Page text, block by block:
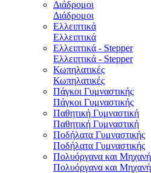
Διάδρομοι
Διάδρομοι
Ελλειπτικά
Ελλειπτικά
Ελλειπτικά - Stepper
Ελλειπτικά - Stepper
Κωπηλατικές
Κωπηλατικές
Πάγκοι Γυμναστικής
Πάγκοι Γυμναστικής
Παθητική Γυμναστική
Παθητική Γυμναστική
Ποδήλατα Γυμναστικής
Ποδήλατα Γυμναστικής
Πολυόργανα και
Πολυόργανα και